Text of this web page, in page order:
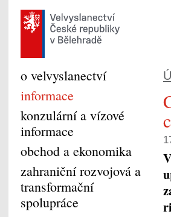
o velvyslanectví
informace
konzulární a vízové
informace
obchod a ekonomika
zahraniční rozvojová a
transformační
spolupráce